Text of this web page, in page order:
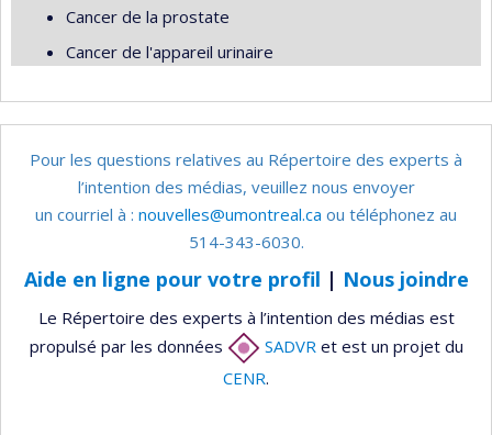
Cancer de la prostate
Cancer de l'appareil urinaire
Pour les questions relatives au Répertoire des experts à
l’intention des médias, veuillez nous envoyer
un courriel à : nouvelles@umontreal.ca ou téléphonez au
514-343-6030.
Aide en ligne pour votre profil | Nous joindre
Le Répertoire des experts à l’intention des médias est
propulsé par les données
SADVR et est un projet du
CENR.